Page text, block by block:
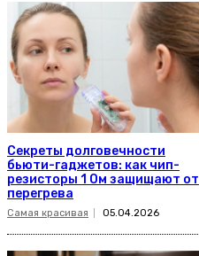
Секреты долговечности
бьюти-гаджетов: как чип-
резисторы 1 Ом защищают от
перегрева
Самая красивая 05.04.2026